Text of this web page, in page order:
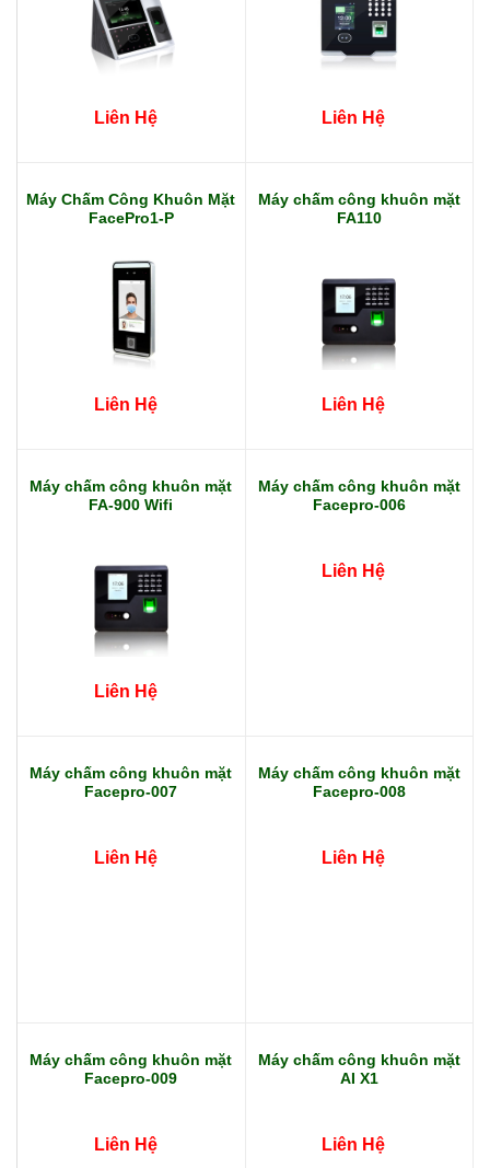
Liên Hệ Liên Hệ
Máy Chấm Công Khuôn Mặt
FacePro1-P
Liên Hệ
Máy chấm công khuôn mặt
FA110
Liên Hệ
Máy chấm công khuôn mặt
FA-900 Wifi
Liên Hệ
Máy chấm công khuôn mặt
Facepro-006
Liên Hệ
Máy chấm công khuôn mặt
Facepro-007
Liên Hệ
Máy chấm công khuôn mặt
Facepro-008
Liên Hệ
Máy chấm công khuôn mặt
Facepro-009
Liên Hệ
Máy chấm công khuôn mặt
AI X1
Liên Hệ